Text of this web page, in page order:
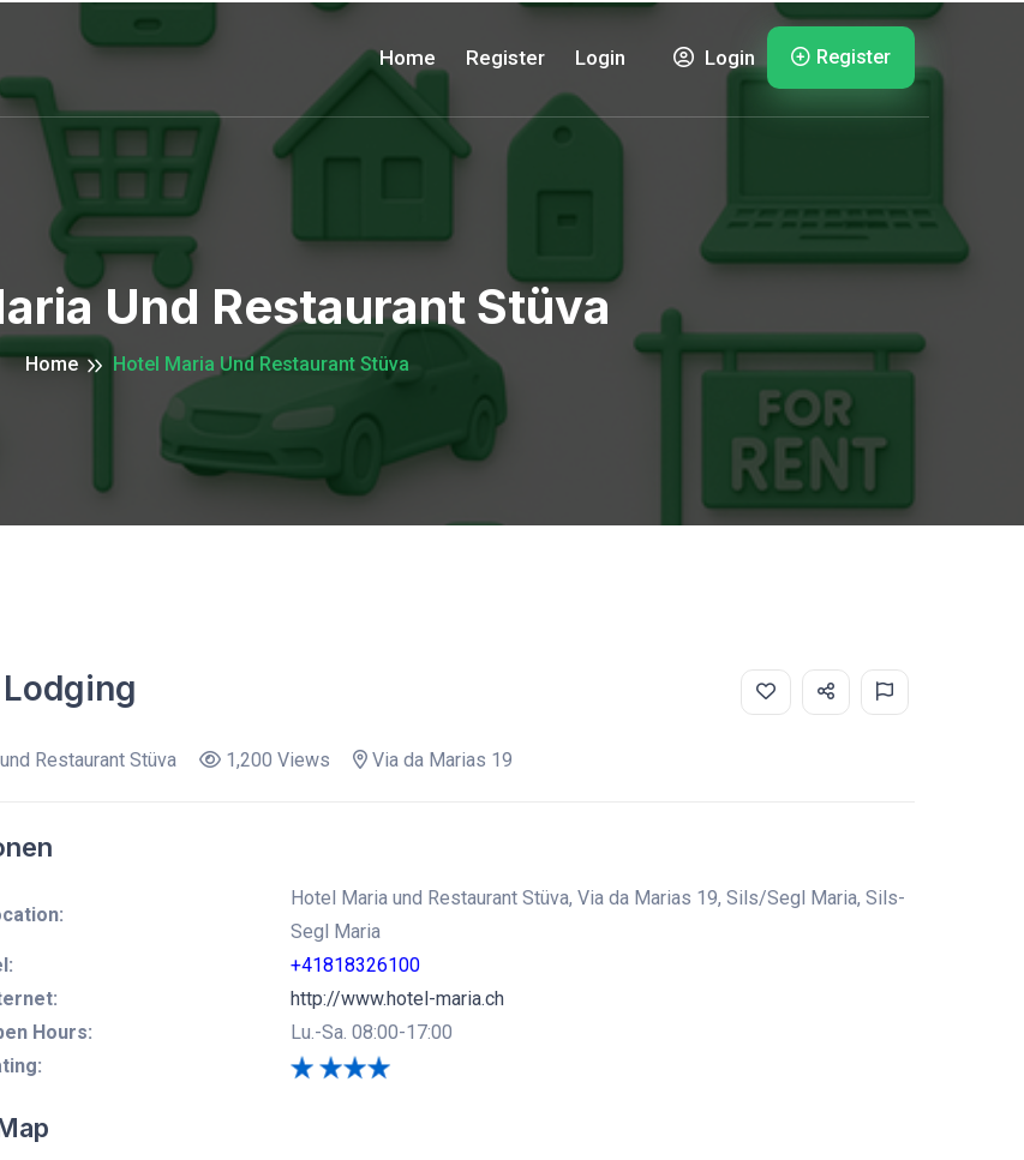
Home Register Login Login Register
Und Restaurant Stüva
Home Hotel Maria Und Restaurant Stüva
Restaurant Stüva 1,200 Views Via da Marias 19
Hotel Maria und Restaurant Stüva, Via da Marias 19, Sils/Segl Maria, Sils-
Segl Maria
+41818326100
http://www.hotel-maria.ch
Hours:
Lu.-Sa. 08:00-17:00